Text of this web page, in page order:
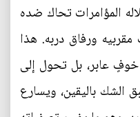
المؤامرات تحاك ضده
ورفاق دربه. هذا
عابر، بل تحول إلى
الشك باليقين، ويسارع